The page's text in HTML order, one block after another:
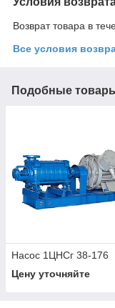
Возврат товара в
Все условия
Подобные
Насос 1ЦНСг 38-176
Цену уточняйте